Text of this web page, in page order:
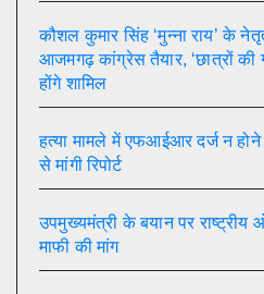
कौशल कुमार सिंह ‘मुन्ना राय’ के
आजमगढ़ कांग्रेस तैयार, ‘छात्रों की
होंगे शामिल
हत्या मामले में एफआईआर दर्ज न
से मांगी रिपोर्ट
उपमुख्यमंत्री के बयान पर राष्ट्रीय
माफी की मांग